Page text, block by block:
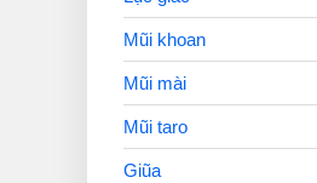
Mũi khoan
Mũi mài
Mũi taro
Giũa